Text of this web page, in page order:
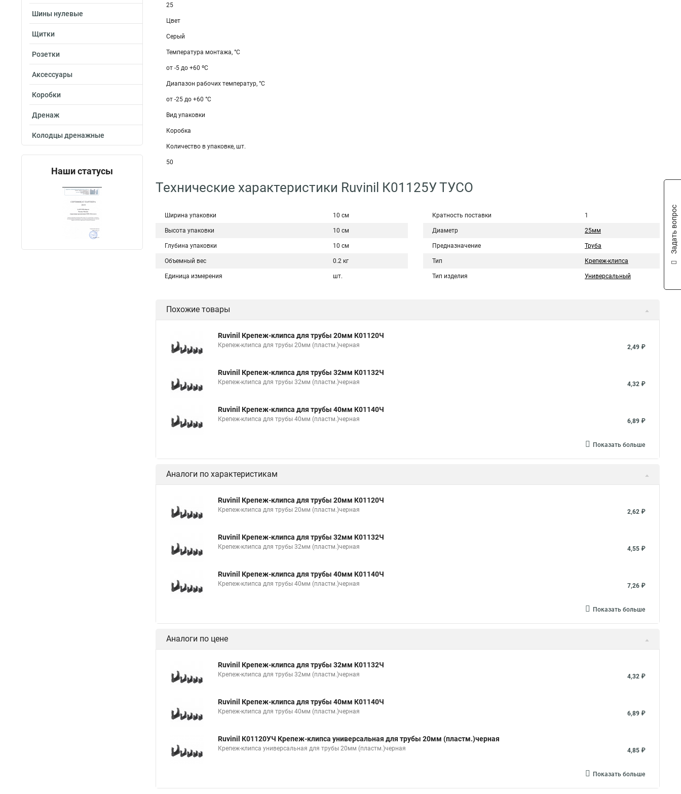
Шины нулевые
Щитки
Розетки
Аксессуары
Коробки
Дренаж
Колодцы дренажные
Наши статусы
25
Цвет
Серый
Температура монтажа, °С
от -5 до +60 ºС
Диапазон рабочих температур, °С
от -25 до +60 °С
Вид упаковки
Коробка
Количество в упаковке, шт.
50
Технические характеристики Ruvinil К01125У ТУСО
Ширина упаковки 10 см
Высота упаковки 10 см
Глубина упаковки 10 см
Объемный вес 0.2 кг
Единица измерения шт.
Кратность поставки 1
Диаметр 25мм
Предназначение Труба
Тип Крепеж-клипса
Тип изделия Универсальный
Похожие товары
Ruvinil Крепеж-клипса для трубы 20мм К01120Ч
Крепеж-клипса для трубы 20мм (пластм.)черная 2,49 ₽
Ruvinil Крепеж-клипса для трубы 32мм К01132Ч
Крепеж-клипса для трубы 32мм (пластм.)черная 4,32 ₽
Ruvinil Крепеж-клипса для трубы 40мм К01140Ч
Крепеж-клипса для трубы 40мм (пластм.)черная 6,89 ₽
Показать больше
Аналоги по характеристикам
Ruvinil Крепеж-клипса для трубы 20мм К01120Ч
Крепеж-клипса для трубы 20мм (пластм.)черная 2,62 ₽
Ruvinil Крепеж-клипса для трубы 32мм К01132Ч
Крепеж-клипса для трубы 32мм (пластм.)черная 4,55 ₽
Ruvinil Крепеж-клипса для трубы 40мм К01140Ч
Крепеж-клипса для трубы 40мм (пластм.)черная 7,26 ₽
Показать больше
Аналоги по цене
Ruvinil Крепеж-клипса для трубы 32мм К01132Ч
Крепеж-клипса для трубы 32мм (пластм.)черная 4,32 ₽
Ruvinil Крепеж-клипса для трубы 40мм К01140Ч
Крепеж-клипса для трубы 40мм (пластм.)черная 6,89 ₽
Ruvinil К01120УЧ Крепеж-клипса универсальная для трубы 20мм (пластм.)черная
Крепеж-клипса универсальная для трубы 20мм (пластм.)черная 4,85 ₽
Показать больше
Задать вопрос